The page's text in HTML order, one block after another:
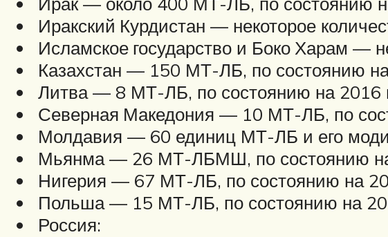
Иракский Курдистан — некоторое
Исламское государство и Боко Харам —
Казахстан — 150 МТ-ЛБ, по состоянию
Литва — 8 МТ-ЛБ, по состоянию на 2016
Северная Македония — 10 МТ-ЛБ, по
Молдавия — 60 единиц МТ-ЛБ и его
Мьянма — 26 МТ-ЛБМШ, по состоянию
Нигерия — 67 МТ-ЛБ, по состоянию на
Польша — 15 МТ-ЛБ, по состоянию на
Россия: